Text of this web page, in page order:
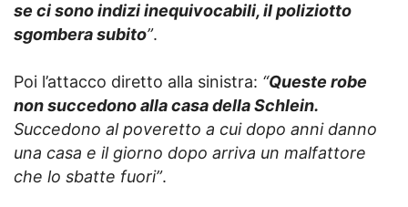
se ci sono indizi inequivocabili, il poliziotto
sgombera subito”.
Poi l’attacco diretto alla sinistra: “Queste robe
non succedono alla casa della Schlein.
Succedono al poveretto a cui dopo anni danno
una casa e il giorno dopo arriva un malfattore
che lo sbatte fuori”.